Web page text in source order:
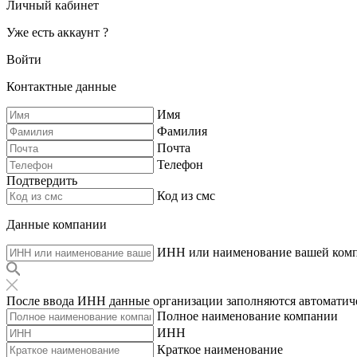
Личный кабинет
Уже есть аккаунт ?
Войти
Контактные данные
Имя
Фамилия
Почта
Телефон
Подтвердить
Код из смс
Данные компании
ИНН или наименование вашей
После ввода ИНН данные организации заполняются
Полное наименование компании
ИНН
Краткое наименование